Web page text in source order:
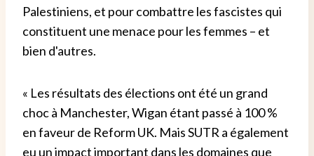
Palestiniens, et pour combattre les fascistes qui
constituent une menace pour les femmes – et
bien d'autres.
« Les résultats des élections ont été un grand
choc à Manchester, Wigan étant passé à 100 %
en faveur de Reform UK. Mais SUTR a également
eu un impact important dans les domaines que